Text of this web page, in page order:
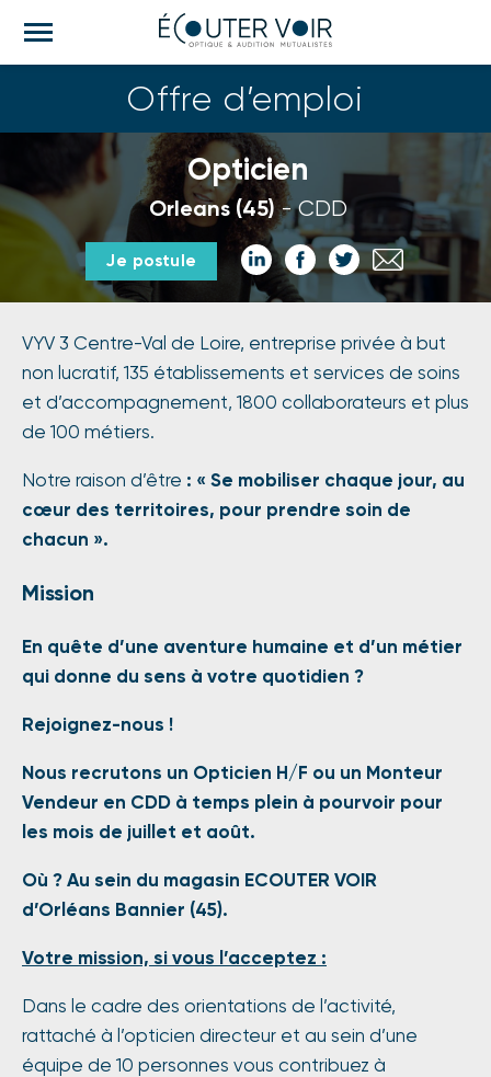
e
Offre d’emploi
Opticien
Orleans (45) CDD
Je postule
Partager
sur
LinkedIn
Partager
sur
Facebook
Partager
sur
Twitter
Partager
par
email
VYV 3 Centre-Val de Loire, entreprise privée à but
non lucratif, 135 établissements et services de soins
et d’accompagnement, 1800 collaborateurs et plus
de 100 métiers.
Notre raison d’être : « Se mobiliser chaque jour, au
cœur des territoires, pour prendre soin de
chacun ».
Mission
En quête d’une aventure humaine et d’un métier
qui donne du sens à votre quotidien ?
Rejoignez-nous !
Nous recrutons un Opticien H/F ou un Monteur
Vendeur en CDD à temps plein à pourvoir pour
les mois de juillet et août.
Où ? Au sein du magasin ECOUTER VOIR
d’Orléans Bannier (45).
Votre mission, si vous l’acceptez :
Dans le cadre des orientations de l’activité,
rattaché à l’opticien directeur et au sein d’une
équipe de 10 personnes vous contribuez à